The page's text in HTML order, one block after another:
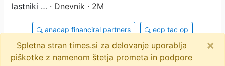
lastniki … · Dnevnik · 2M
anacap financiral partners ecp tac op
ugur yildirim uroš čufer livar objavi
Spletna stran times.si za delovanje uporablja
piškotke z namenom štetja prometa in podpore
×